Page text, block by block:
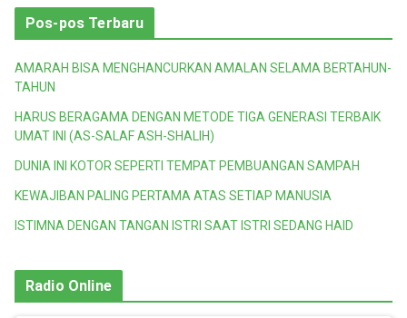
Pos-pos Terbaru
AMARAH BISA MENGHANCURKAN AMALAN SELAMA BERTAHUN-
TAHUN
HARUS BERAGAMA DENGAN METODE TIGA GENERASI TERBAIK
UMAT INI (AS-SALAF ASH-SHALIH)
DUNIA INI KOTOR SEPERTI TEMPAT PEMBUANGAN SAMPAH
KEWAJIBAN PALING PERTAMA ATAS SETIAP MANUSIA
ISTIMNA DENGAN TANGAN ISTRI SAAT ISTRI SEDANG HAID
Radio Online